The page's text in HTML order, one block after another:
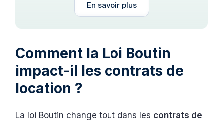
En savoir plus
Comment la Loi Boutin
impact-il les contrats de
location ?
La loi Boutin change tout dans les contrats de